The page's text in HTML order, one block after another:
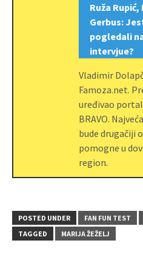
Ruža Rupić,
Gerbus:
pogledali
intervjue?
Vladimir
Famoza.net.
uređivao
BRAVO.
bude drugačiji
pomogne u
region.
POSTED UNDER FAN FUN TEST
TAGGED
MARIJA ŽEŽELJ